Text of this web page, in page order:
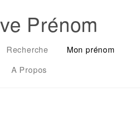
Prénom
Recherche
Mon prénom
A Propos